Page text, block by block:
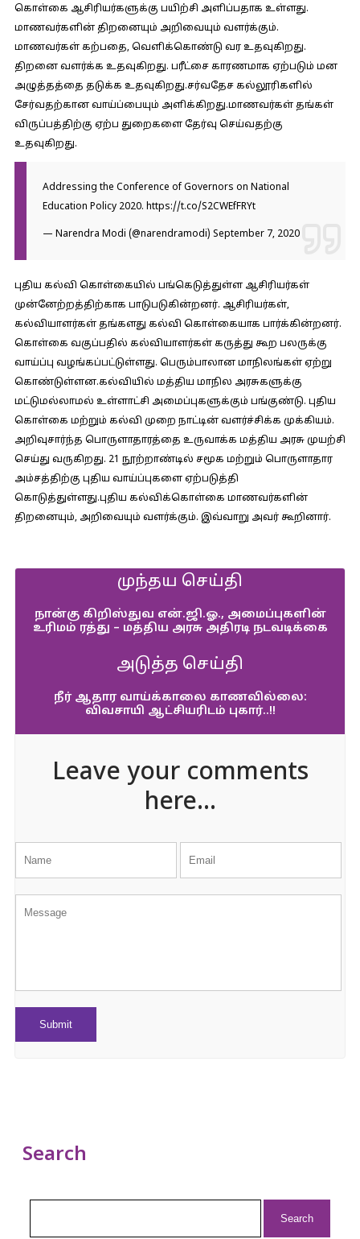
கொள்கை ஆசிரியர்களுக்கு பயிற்சி அளிப்பதாக உள்ளது.
மாணவர்களின் திறனையும் அறிவையும் வளர்க்கும்.
மாணவர்கள் கற்பதை, வெளிக்கொண்டு வர உதவுகிறது.
திறனை வளர்க்க உதவுகிறது. பரீட்சை காரணமாக ஏற்படும் மன
அழுத்தத்தை தடுக்க உதவுகிறது.சர்வதேச கல்லூரிகளில்
சேர்வதற்கான வாய்ப்பையும் அளிக்கிறது.மாணவர்கள் தங்கள்
விருப்பத்திற்கு ஏற்ப துறைகளை தேர்வு செய்வதற்கு
உதவுகிறது.
Addressing the Conference of Governors on National
Education Policy 2020. https://t.co/S2CWEfFRYt
— Narendra Modi (@narendramodi) September 7, 2020
புதிய கல்வி கொள்கையில் பங்கெடுத்துள்ள ஆசிரியர்கள்
முன்னேற்றத்திற்காக பாடுபடுகின்றனர். ஆசிரியர்கள்,
கல்வியாளர்கள் தங்களது கல்வி கொள்கையாக பார்க்கின்றனர்.
கொள்கை வகுப்பதில் கல்வியாளர்கள் கருத்து கூற பலருக்கு
வாய்ப்பு வழங்கப்பட்டுள்ளது. பெரும்பாலான மாநிலங்கள் ஏற்று
கொண்டுள்ளன.கல்வியில் மத்திய மாநில அரசுகளுக்கு
மட்டுமல்லாமல் உள்ளாட்சி அமைப்புகளுக்கும் பங்குண்டு. புதிய
கொள்கை மற்றும் கல்வி முறை நாட்டின் வளர்ச்சிக்க முக்கியம்.
அறிவுசார்ந்த பொருளாதாரத்தை உருவாக்க மத்திய அரசு முயற்சி
செய்து வருகிறது. 21 நூற்றாண்டில் சமூக மற்றும் பொருளாதார
அம்சத்திற்கு புதிய வாய்ப்புகளை ஏற்படுத்தி
கொடுத்துள்ளது.புதிய கல்விக்கொள்கை மாணவர்களின்
திறனையும், அறிவையும் வளர்க்கும். இவ்வாறு அவர் கூறினார்.
முந்தய செய்தி
நான்கு கிறிஸ்துவ என்.ஜி.ஓ., அமைப்புகளின்
உரிமம் ரத்து – மத்திய அரசு அதிரடி நடவடிக்கை
அடுத்த செய்தி
நீர் ஆதார வாய்க்காலை காணவில்லை:
விவசாயி ஆட்சியரிடம் புகார்..!!
Leave your comments
here...
Search